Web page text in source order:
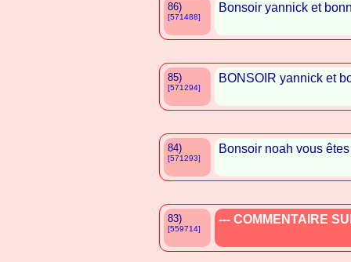
86)
[571488]
Bonsoir yannick et
85)
[571294]
BONSOIR yannick et
84)
[571293]
Bonsoir noah vous
83)
[559714]
--- COMMENTAIRE